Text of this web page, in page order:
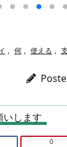
, 何 , 使える ,
いします
0